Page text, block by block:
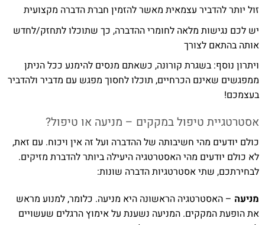
זול יותר להדביר עצמאית מאשר להזמין חברת הדברה מקצועית
יש לכם נגישות מלאה לחומרי ההדברה, כך שתוכלו לתחזק/לחדש
אותה בהתאם לצורך
ויתרון נוסף: בשגרת קורונה, כשאתם מנסים להימנע ככל הניתן
ממפגשים שאינם הכרחיים, תוכלו לחסוך מפגש עם מדביר ולהדביר
בעצמכם!
אסטרטגיית טיפול במקקים – מניעה או טיפול?
כולם יודעים מהי חשיבותה של ההדברה ועל זה אין ויכוח. עם זאת,
לא כולם יודעים מהי האסטרטגיה היעילה ביותר להדברת מזיקים.
לבחירתכם, שתי אסטרטגיות הדברה שונות:
מניעה – האסטרטגיה הראשונה היא מניעה. כלומר, למנוע מראש
את הופעת המקקים. המניעה נשענת על אימוץ הרגלים שעשויים